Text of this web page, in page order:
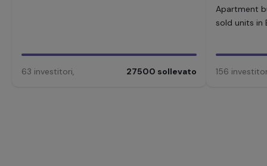
63 investitori, 27500 sollevato
Apartment
sold units in
156